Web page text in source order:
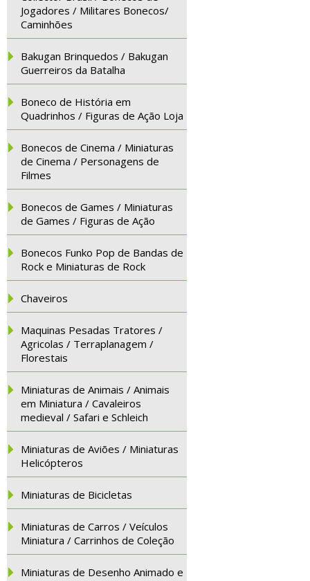
Jogadores / Militares Bonecos/
Caminhões
Bakugan Brinquedos / Bakugan
Guerreiros da Batalha
Boneco de História em
Quadrinhos / Figuras de Ação Loja
Bonecos de Cinema / Miniaturas
de Cinema / Personagens de
Filmes
Bonecos de Games / Miniaturas
de Games / Figuras de Ação
Bonecos Funko Pop de Bandas de
Rock e Miniaturas de Rock
Chaveiros
Maquinas Pesadas Tratores /
Agricolas / Terraplanagem /
Florestais
Miniaturas de Animais / Animais
em Miniatura / Cavaleiros
medieval / Safari e Schleich
Miniaturas de Aviões / Miniaturas
Helicópteros
Miniaturas de Bicicletas
Miniaturas de Carros / Veículos
Miniatura / Carrinhos de Coleção
Miniaturas de Desenho Animado e